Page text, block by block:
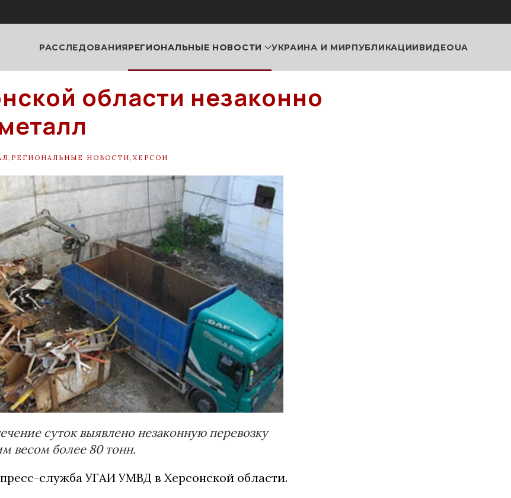
РАССЛЕДОВАНИЯРЕГИОНАЛЬНЫЕ НОВОСТИ УКРАИНА И МИРПУБЛИКАЦИИВИДЕОUA
области незаконно
РЕГИОНАЛЬНЫЕ НОВОСТИ ХЕРСОН
суток выявлено незаконную перевозку
весом более 80 тонн.
служба УГАИ УМВД в Херсонской области.